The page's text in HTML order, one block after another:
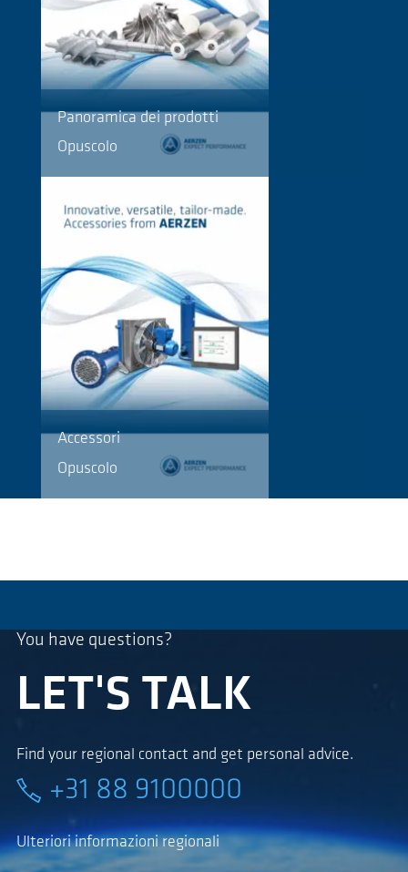
Panoramica dei prodotti
Opuscolo
Accessori
Opuscolo
You have questions?
LET'S TALK
Find your regional contact and get personal advice.
+31 88 9100000
Ulteriori informazioni regionali